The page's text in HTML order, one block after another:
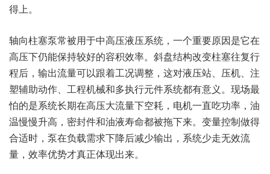
得上。
轴向柱塞泵常被用于中高压液压系统，一个重要原因是它在
高压下仍能保持较好的容积效率。斜盘结构改变柱塞往复行
程后，输出流量可以跟着工况调整，这对液压站、压机、注
塑辅助动作、工程机械和多执行元件系统都有意义。现场最
怕的是系统长期在高压大流量下空耗，电机一直吃功率，油
温慢慢升高，密封件和油液寿命都被拖下来。变量控制做得
合适时，泵在负载需求下降后减少输出，系统少走无效流
量，效率优势才真正体现出来。